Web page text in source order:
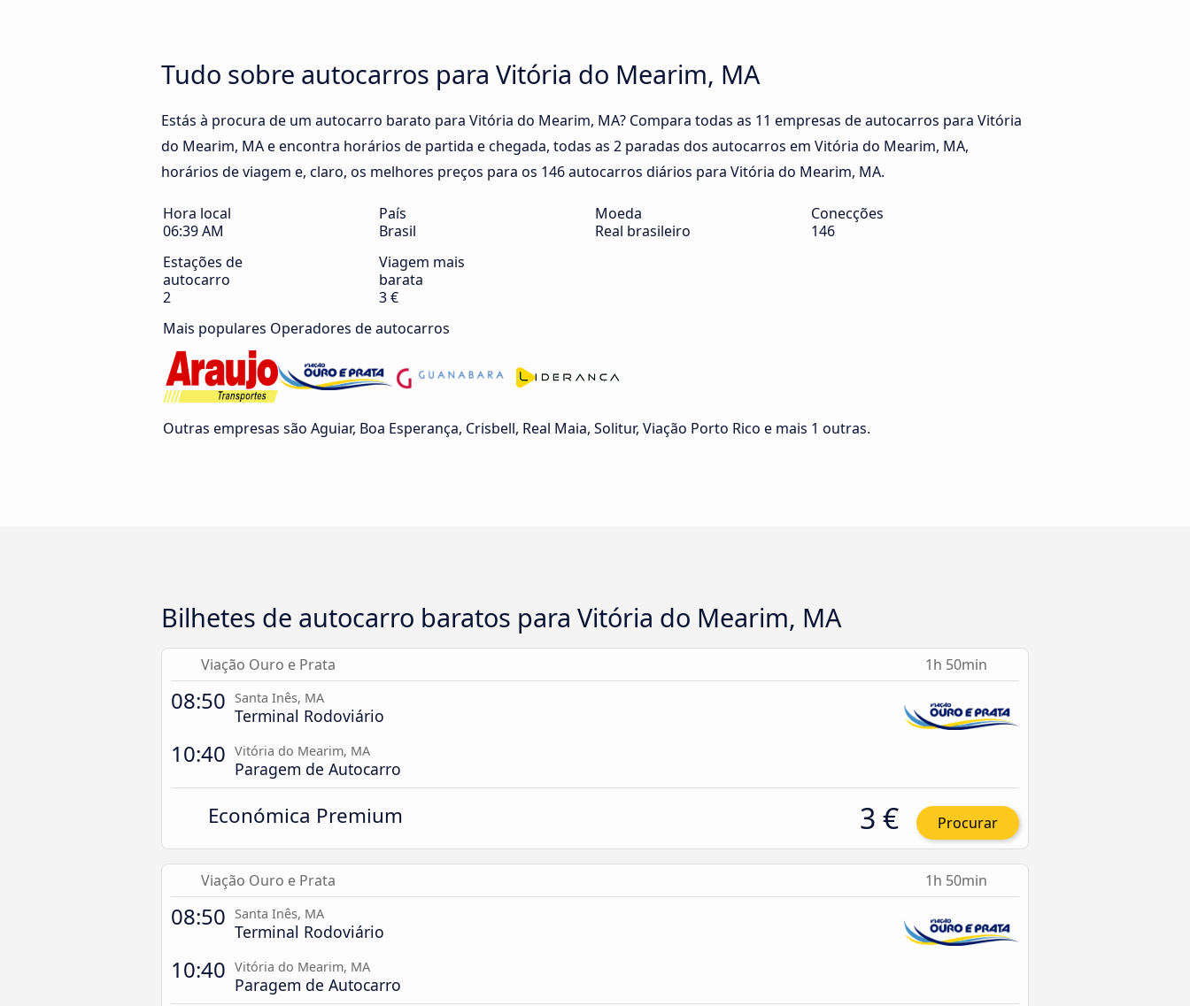
Tudo sobre autocarros para Vitória do Mearim, MA
Estás à procura de um autocarro barato para Vitória do Mearim, MA? Compara todas as 11 empresas de autocarros para Vitória
do Mearim, MA e encontra horários de partida e chegada, todas as 2 paradas dos autocarros em Vitória do Mearim, MA,
horários de viagem e, claro, os melhores preços para os 146 autocarros diários para Vitória do Mearim, MA.
Hora local
06:39 AM
País
Brasil
Moeda
Real brasileiro
Conecções
146
Estações de
autocarro
2
Viagem mais
barata
3 €
Mais populares Operadores de autocarros
Outras empresas são Aguiar, Boa Esperança, Crisbell, Real Maia, Solitur, Viação Porto Rico e mais 1 outras.
Bilhetes de autocarro baratos para Vitória do Mearim, MA
Viação Ouro e Prata 1h 50min
08:50 Santa Inês, MA
Terminal Rodoviário
10:40 Vitória do Mearim, MA
Paragem de Autocarro
Económica Premium 3 € Procurar
Viação Ouro e Prata 1h 50min
08:50 Santa Inês, MA
Terminal Rodoviário
10:40 Vitória do Mearim, MA
Paragem de Autocarro